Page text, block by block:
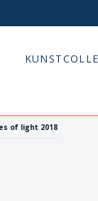
of light 2018